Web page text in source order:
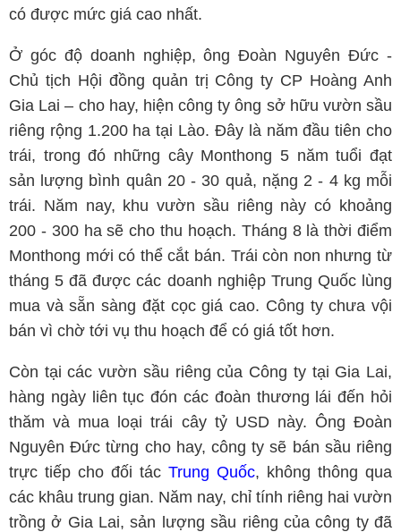
có được mức giá cao nhất.
Ở góc độ doanh nghiệp, ông Đoàn Nguyên Đức -
Chủ tịch Hội đồng quản trị Công ty CP Hoàng Anh
Gia Lai – cho hay, hiện công ty ông sở hữu vườn sầu
riêng rộng 1.200 ha tại Lào. Đây là năm đầu tiên cho
trái, trong đó những cây Monthong 5 năm tuổi đạt
sản lượng bình quân 20 - 30 quả, nặng 2 - 4 kg mỗi
trái. Năm nay, khu vườn sầu riêng này có khoảng
200 - 300 ha sẽ cho thu hoạch. Tháng 8 là thời điểm
Monthong mới có thể cắt bán. Trái còn non nhưng từ
tháng 5 đã được các doanh nghiệp Trung Quốc lùng
mua và sẵn sàng đặt cọc giá cao. Công ty chưa vội
bán vì chờ tới vụ thu hoạch để có giá tốt hơn.
Còn tại các vườn sầu riêng của Công ty tại Gia Lai,
hàng ngày liên tục đón các đoàn thương lái đến hỏi
thăm và mua loại trái cây tỷ USD này. Ông Đoàn
Nguyên Đức từng cho hay, công ty sẽ bán sầu riêng
trực tiếp cho đối tác Trung Quốc, không thông qua
các khâu trung gian. Năm nay, chỉ tính riêng hai vườn
trồng ở Gia Lai, sản lượng sầu riêng của công ty đã